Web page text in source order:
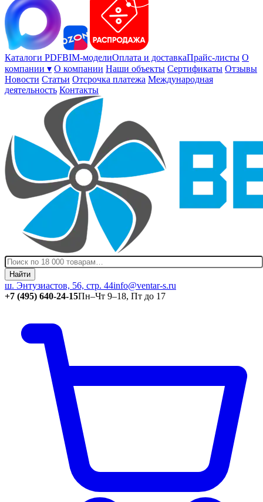
Каталоги PDFBIM-моделиОплата и доставкаПрайс-листы О
компании ▾ О компании Наши объекты Сертификаты Отзывы
Новости Статьи Отсрочка платежа Международная
деятельность Контакты
Найти
ш. Энтузиастов, 56, стр. 44info@ventar-s.ru
+7 (495) 640-24-15Пн–Чт 9–18, Пт до 17